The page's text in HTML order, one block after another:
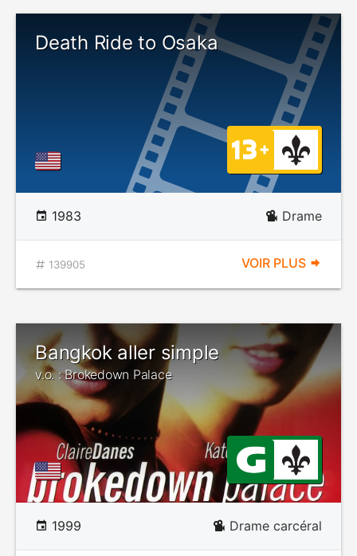
Death Ride to Osaka
1983 Drame
139905 VOIR PLUS
Bangkok aller simple
v.o. : Brokedown Palace
1999 Drame carcéral